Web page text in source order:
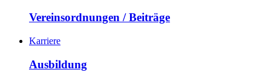
Vereinsordnungen / Beiträge
Karriere
Ausbildung